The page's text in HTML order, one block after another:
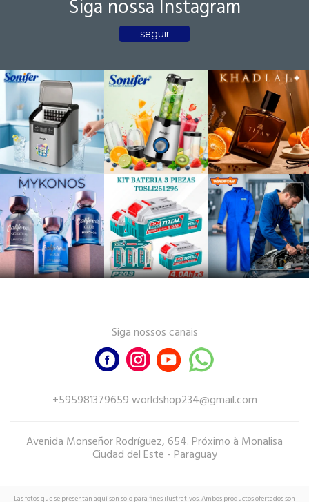
Siga nossa Instagram
seguir
Siga nossos canais
+595981379659 worldshop234@gmail.com
Avenida Monseñor Rodríguez, 654. Próximo à Monalisa
Ciudad del Este - Paraguay
Las fotos que se presentan aquí son solo para fines ilustrativos. Ambos productos ofertados son